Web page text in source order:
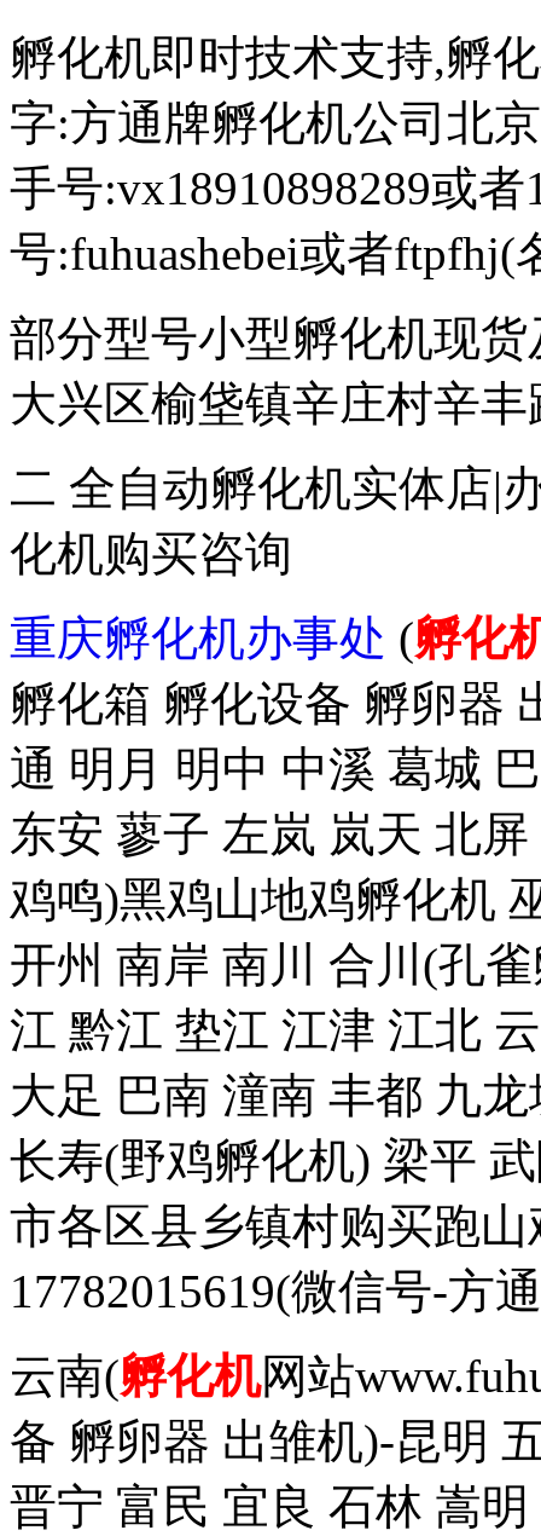
孵化机即时技术支持,孵
字:方通牌孵化机公司北
手号:vx18910898289或
号:fuhuashebei或者
部分型号小型孵化机现
大兴区榆垡镇辛庄村辛丰
二 全自动孵化机实体店|
化机购买咨询
重庆孵化机办事处 (孵化
孵化箱 孵化设备 孵卵器
通 明月 明中 中溪 葛城
东安 蓼子 左岚 岚天 北
鸡鸣)黑鸡山地鸡孵化机
开州 南岸 南川 合川(孔
江 黔江 垫江 江津 江北
大足 巴南 潼南 丰都 九
长寿(野鸡孵化机) 梁平
市各区县乡镇村购买跑
17782015619(微信号-方
云南(孵化机网站
备 孵卵器 出雏机)-昆明
晋宁 富民 宜良 石林 嵩